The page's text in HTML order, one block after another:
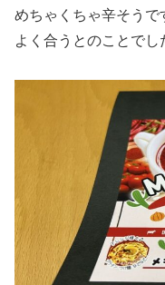
めちゃくちゃ辛そうで
よく合うとのことでし